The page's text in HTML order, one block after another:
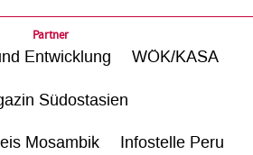
Partner
Entwicklung WÖK/KASA
Südostasien
Mosambik Infostelle Peru